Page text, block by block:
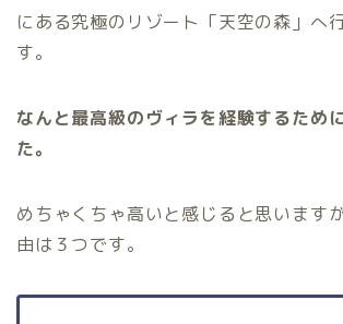
にある究極のリゾート「天空の森」へ
す。
なんと最高級のヴィラを経験するため
た。
めちゃくちゃ高いと感じると思います
由は３つです。